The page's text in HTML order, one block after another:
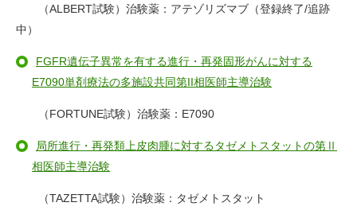
（ALBERT試験）治験薬：アテゾリズマブ（登録終了/追跡
中）
FGFR遺伝子異常を有する進行・再発固形がんに対する
E7090単剤療法の多施設共同第II相医師主導治験
（FORTUNE試験）治験薬：E7090
局所進行・再発類上皮肉腫に対するタゼメトスタットの第Ⅱ
相医師主導治験
（TAZETTA試験）治験薬：タゼメトスタット